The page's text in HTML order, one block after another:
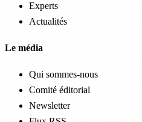
Experts
Actualités
Le média
Qui sommes-nous
Comité éditorial
Newsletter